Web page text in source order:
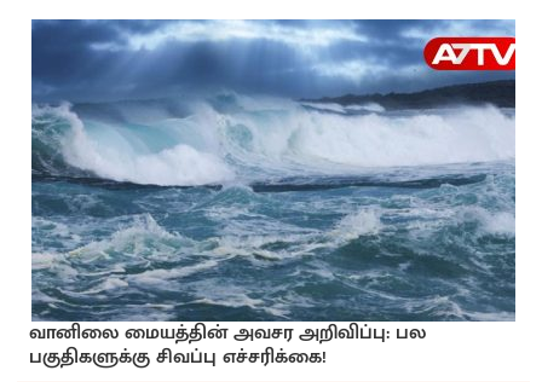
வானிலை மையத்தின் அவசர அறிவிப்பு: பல
பகுதிகளுக்கு சிவப்பு எச்சரிக்கை!